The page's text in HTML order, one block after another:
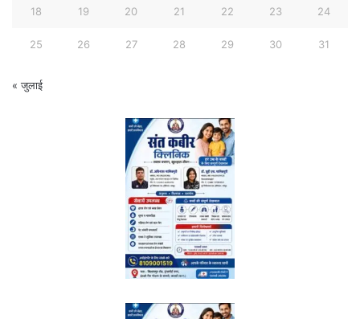
18 19 20 21 22 23 24
25 26 27 28 29 30 31
« जुलाई